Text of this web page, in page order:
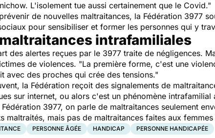
L'isolement tue aussi certainement que le Covid."
de nouvelles maltraitances, la Fédération 3977
pour sensibiliser et former les personnes qui y
intrafamiliales
des alertes reçues par le 3977 traite de négligences.
de violences. "La première forme, c'est une
avec des proches qui crée des tensions."
la Fédération reçoit des signalements de
sur internet, ou alors c'est un phénomène
Fédération 3977, on parle de maltraitances seulement
maltraités, mais pas de maltraitances faites aux
PERSONNE ÂGÉE HANDICAP PERSONNE HANDICAPÉE